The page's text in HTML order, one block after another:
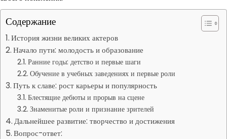
Содержание
История жизни великих актеров
Начало пути: молодость и образование
Ранние годы: детство и первые шаги
Обучение в учебных заведениях и первые роли
Путь к славе: рост карьеры и популярность
Блестящие дебюты и прорыв на сцене
Знаменитые роли и признание зрителей
Дальнейшее развитие: творчество и достижения
Вопрос-ответ: